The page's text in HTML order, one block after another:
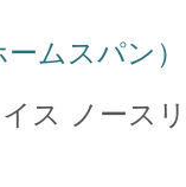
ムスパン）
ス ノース